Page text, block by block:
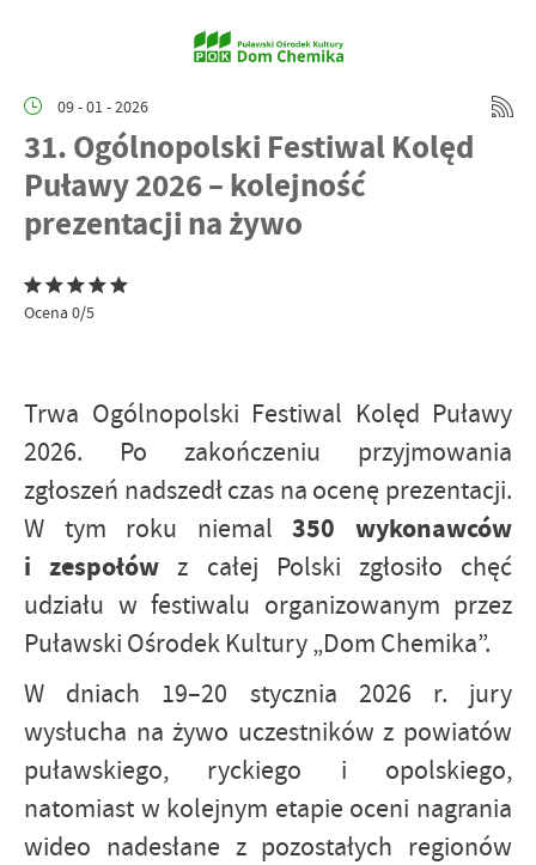
09 - 01 - 2026
31. Ogólnopolski Festiwal Kolęd
Puławy 2026 – kolejność
prezentacji na żywo
Ocena 0/5
Trwa Ogólnopolski Festiwal Kolęd Puławy
2026. Po zakończeniu przyjmowania
zgłoszeń nadszedł czas na ocenę prezentacji.
W tym roku niemal 350 wykonawców
i zespołówz całej Polski zgłosiło chęć
udziału w festiwalu organizowanym przez
Puławski Ośrodek Kultury „Dom Chemika”.
W dniach 19–20 stycznia 2026 r. jury
wysłucha na żywo uczestników z powiatów
puławskiego, ryckiego i opolskiego,
natomiast w kolejnym etapie oceni nagrania
wideo nadesłane z pozostałych regionów